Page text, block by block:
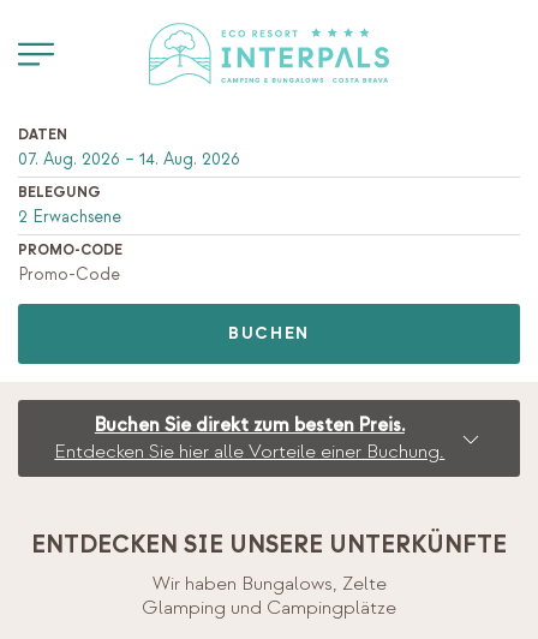
DATEN
BELEGUNG
PROMO-CODE
BUCHEN
Buchen Sie direkt zum besten Preis.
Entdecken Sie hier alle Vorteile einer Buchung.
ENTDECKEN SIE UNSERE UNTERKÜNFTE
Wir haben Bungalows, Zelte
Glamping und Campingplätze